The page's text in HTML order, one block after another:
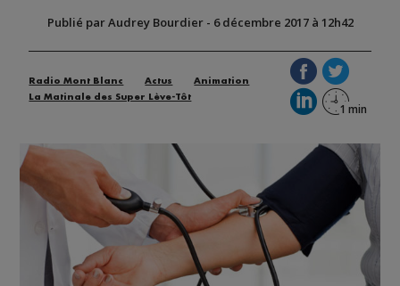
Publié par Audrey Bourdier- 6 décembre 2017 à 12h42
Radio Mont Blanc Actus
Animation
La Matinale des Super Lève-Tôt